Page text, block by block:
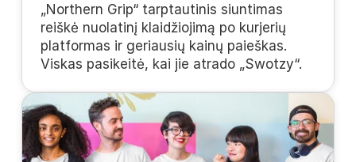
„Northern Grip“ tarptautinis siuntimas
reiškė nuolatinį klaidžiojimą po kurjerių
platformas ir geriausių kainų paieškas.
Viskas pasikeitė, kai jie atrado „Swotzy“.